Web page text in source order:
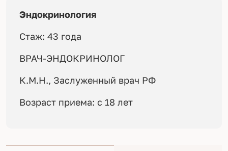
Эндокринология
Стаж: 43 года
ВРАЧ-ЭНДОКРИНОЛОГ
К.М.Н., Заслуженный врач РФ
Возраст приема: с 18 лет